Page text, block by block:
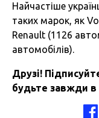
Найчастіше
таких марок, як
Renault (1126
автомобілів).
Друзі!
будьте завжди в